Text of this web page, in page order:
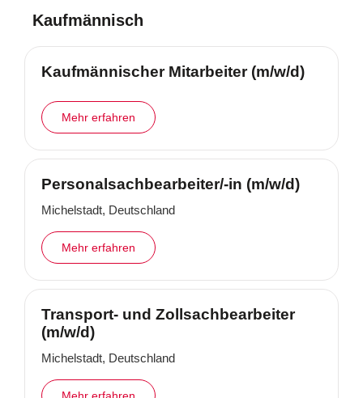
Kaufmännisch
Kaufmännischer Mitarbeiter (m/w/d)
Mehr erfahren
Personalsachbearbeiter/-in (m/w/d)
Michelstadt, Deutschland
Mehr erfahren
Transport- und Zollsachbearbeiter
(m/w/d)
Michelstadt, Deutschland
Mehr erfahren